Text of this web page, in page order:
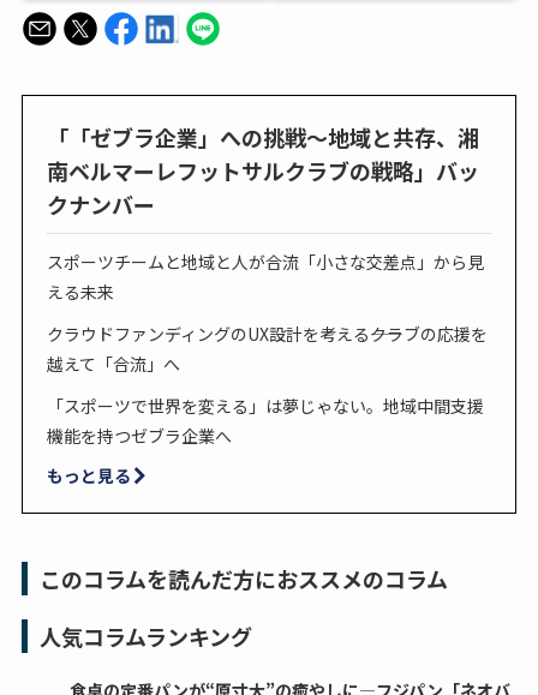
「「ゼブラ企業」への挑戦～地域と共存、湘
南ベルマーレフットサルクラブの戦略」バッ
クナンバー
スポーツチームと地域と人が合流「小さな交差点」から見
える未来
クラウドファンディングのUX設計を考える――クラブの応援を
越えて「合流」へ
「スポーツで世界を変える」は夢じゃない。地域中間支援
機能を持つゼブラ企業へ
もっと見る
このコラムを読んだ方におススメのコラム
人気コラムランキング